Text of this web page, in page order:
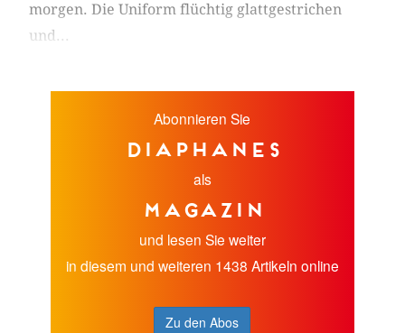
morgen. Die Uniform flüchtig glattgestrichen
und...
Abonnieren Sie
diaphanes
als
Magazin
und lesen Sie weiter
in diesem und weiteren 1438 Artikeln online
Zu den Abos